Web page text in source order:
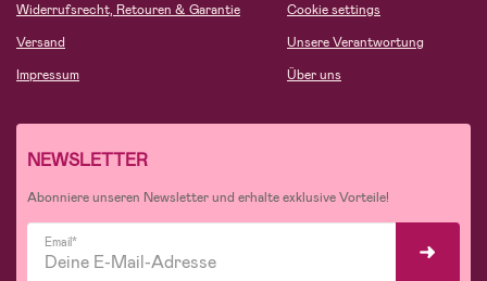
Widerrufsrecht, Retouren & Garantie
Versand
Impressum
Cookie settings
Unsere Verantwortung
Über uns
NEWSLETTER
Abonniere unseren Newsletter und erhalte exklusive Vorteile!
Email*